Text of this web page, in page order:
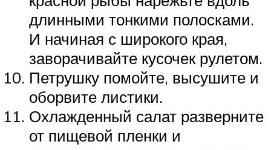
длинными тонкими полосками.
И начиная с широкого края,
заворачивайте кусочек рулетом.
Петрушку помойте, высушите и
оборвите листики.
Охлажденный салат разверните
от пищевой пленки и